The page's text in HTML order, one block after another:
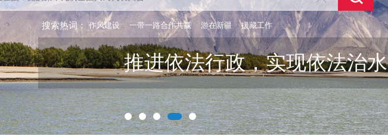
搜索热词： 作风建设 一带一路合作共赢 游在新疆 援藏工作
坚持团结治水，构建和谐社会